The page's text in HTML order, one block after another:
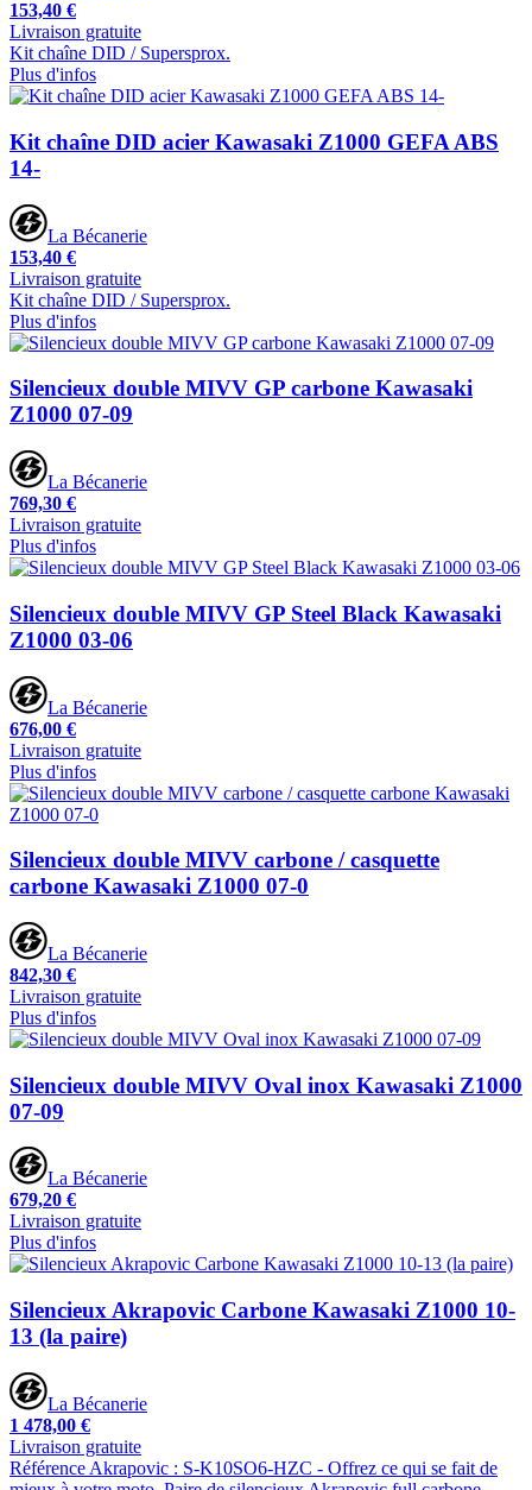
153,40 €
Livraison gratuite
Kit chaîne DID / Supersprox.
Plus d'infos
Kit chaîne DID acier Kawasaki Z1000 GEFA ABS
14-
La Bécanerie
153,40 €
Livraison gratuite
Kit chaîne DID / Supersprox.
Plus d'infos
Silencieux double MIVV GP carbone Kawasaki
Z1000 07-09
La Bécanerie
769,30 €
Livraison gratuite
Plus d'infos
Silencieux double MIVV GP Steel Black Kawasaki
Z1000 03-06
La Bécanerie
676,00 €
Livraison gratuite
Plus d'infos
Silencieux double MIVV carbone / casquette
carbone Kawasaki Z1000 07-0
La Bécanerie
842,30 €
Livraison gratuite
Plus d'infos
Silencieux double MIVV Oval inox Kawasaki Z1000
07-09
La Bécanerie
679,20 €
Livraison gratuite
Plus d'infos
Silencieux Akrapovic Carbone Kawasaki Z1000 10-
13 (la paire)
La Bécanerie
1 478,00 €
Livraison gratuite
Référence Akrapovic : S-K10SO6-HZC - Offrez ce qui se fait de